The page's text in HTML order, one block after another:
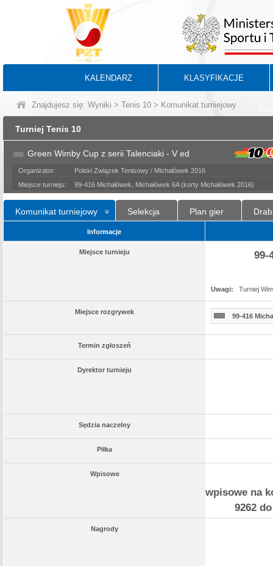
KALENDARZ KLASYFIKACJE
Znajdujesz się: Wyniki > Tenis 10 > Komunikat turniejowy
Turniej Tenis 10
Green Wimby Cup z serii Talenciaki - V ed
Organizator:
Polski Związek Tenisowy / Michałówek 2016
Miejsce turnieju:
99-416 Michałówek, Michałówek 6A (korty Michałówek 2016)
Komunikat turniejowy Selekcja Plan gier
Informacje
Miejsce turnieju 99-
Uwagi: Turniej
Miejsce rozgrywek
99-416
Termin zgłoszeń
Dyrektor turnieju
Sędzia naczelny
Piłka
Wpisowe
wpisowe na
9262
Nagrody